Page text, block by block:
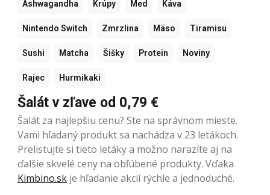
Ashwagandha Krúpy Med Káva
Nintendo Switch Zmrzlina Mäso Tiramisu
Sushi Matcha Šišky Protein Noviny
Rajec Hurmikaki
Šalát v zľave od 0,79 €
Šalát za najlepšiu cenu? Ste na správnom mieste.
Vami hľadaný produkt sa nachádza v 23 letákoch.
Prelistujte si tieto letáky a možno narazíte aj na
ďalšie skvelé ceny na obľúbené produkty. Vďaka
Kimbino.sk je hľadanie akcií rýchle a jednoduché.